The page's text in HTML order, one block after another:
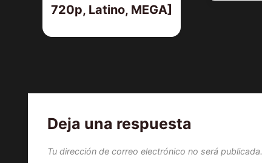
720p, Latino, MEGA]
Deja una respuesta
Tu dirección de correo electrónico no será publicada.